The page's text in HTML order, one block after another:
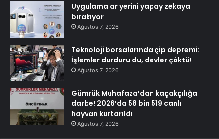
Uygulamalar yerini yapay zekaya
bırakıyor
Ağustos 7, 2026
Teknoloji borsalarında çip depremi:
İşlemler durduruldu, devler çöktü!
Ağustos 7, 2026
Gümrük Muhafaza’dan kaçakçılığa
darbe! 2026’da 58 bin 519 canlı
hayvan kurtarıldı
Ağustos 7, 2026